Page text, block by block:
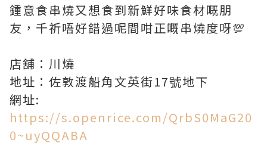
鍾意食串燒又想食到新鮮好味食材嘅朋
友，千祈唔好錯過呢間咁正嘅串燒度呀💯
店舖：川燒
地址：佐敦渡船角文英街17號地下
網址:
https://s.openrice.com/QrbS0MaG20
0~uyQQABA